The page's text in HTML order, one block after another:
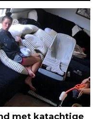
met katachtige